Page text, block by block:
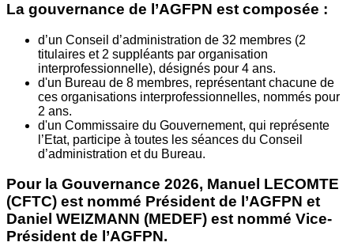
La gouvernance de l’AGFPN est composée :
d’un Conseil d’administration de 32 membres (2
titulaires et 2 suppléants par organisation
interprofessionnelle), désignés pour 4 ans.
d'un Bureau de 8 membres, représentant chacune de
ces organisations interprofessionnelles, nommés pour
2 ans.
d'un Commissaire du Gouvernement, qui représente
l’Etat, participe à toutes les séances du Conseil
d’administration et du Bureau.
Pour la Gouvernance 2026, Manuel LECOMTE
(CFTC) est nommé Président de l’AGFPN et
Daniel WEIZMANN (MEDEF) est nommé Vice-
Président de l’AGFPN.